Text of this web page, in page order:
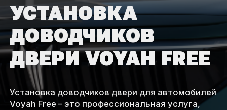
УСТАНОВКА
ДОВОДЧИКОВ
ДВЕРИ VOYAH FREE
Установка доводчиков двери для автомобилей
Voyah Free – это профессиональная услуга,